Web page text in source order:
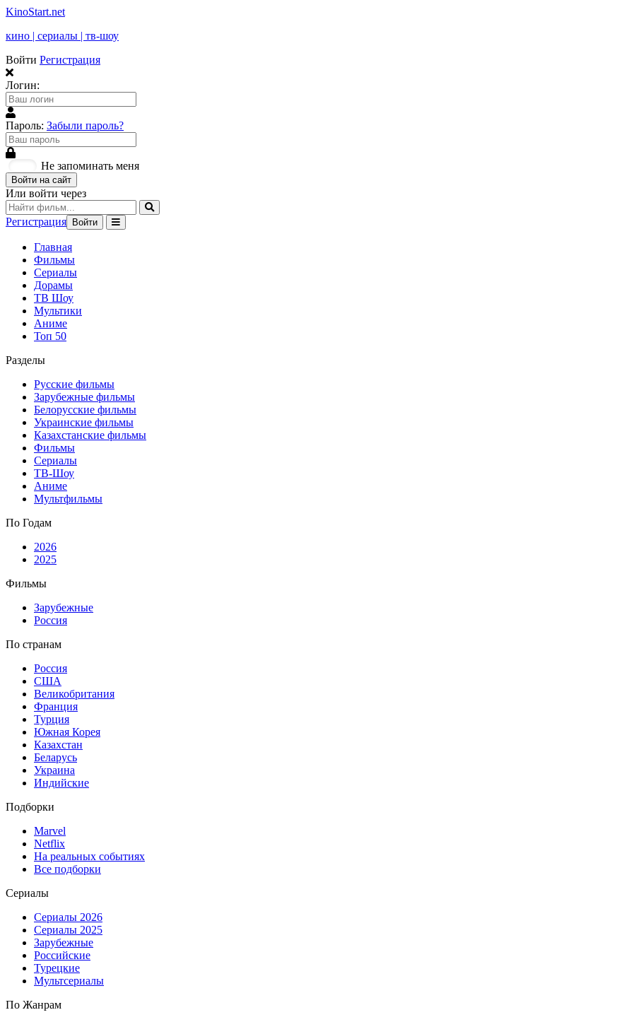
KinoStart.net
кино | сериалы | тв-шоу
Войти Регистрация
Логин:
Пароль: Забыли пароль?
Не запоминать меня
Войти на сайт
Или войти через
Регистрация Войти
Главная
Фильмы
Сериалы
Дорамы
ТВ Шоу
Мультики
Аниме
Топ 50
Разделы
Русские фильмы
Зарубежные фильмы
Белорусские фильмы
Украинские фильмы
Казахстанские фильмы
Фильмы
Сериалы
ТВ-Шоу
Аниме
Мультфильмы
По Годам
2026
2025
Фильмы
Зарубежные
Россия
По странам
Россия
США
Великобритания
Франция
Турция
Южная Корея
Казахстан
Беларусь
Украина
Индийские
Подборки
Marvel
Netflix
На реальных событиях
Все подборки
Сериалы
Сериалы 2026
Сериалы 2025
Зарубежные
Российские
Турецкие
Мультсериалы
По Жанрам